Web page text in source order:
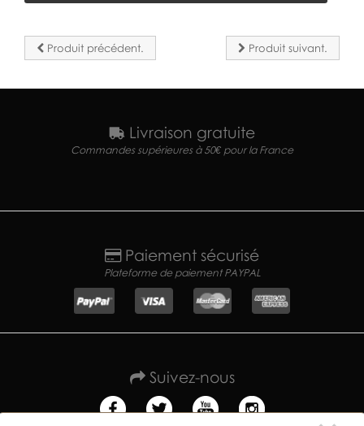
Produit précédent. Produit suivant.
Livraison gratuite
Commandes supérieures à 50€ pour la France
Paiement sécurisé
Plateforme de paiement PAYPAL
Suivez-nous